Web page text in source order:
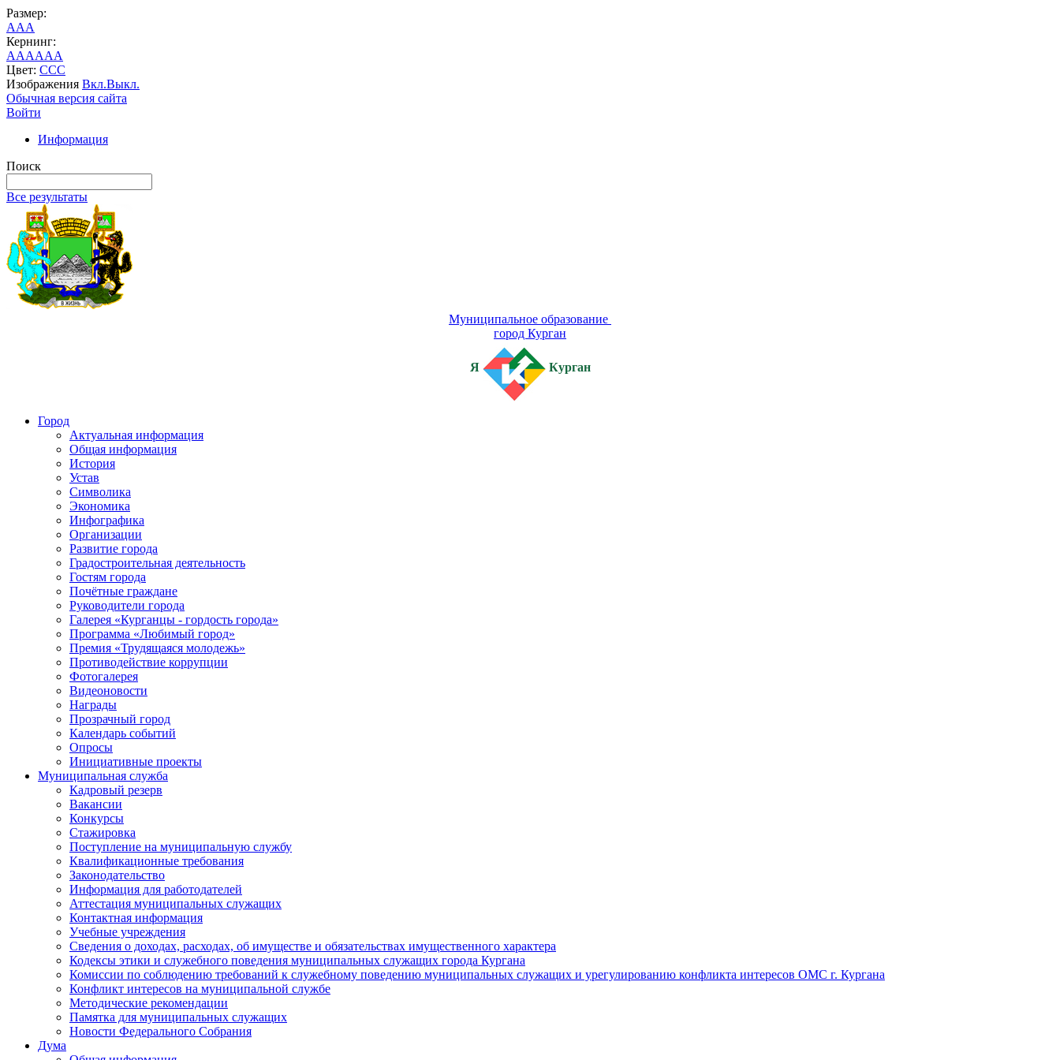
Размер:
AAA
Кернинг:
AAAAAA
Цвет: CCC
Изображения Вкл.Выкл.
Обычная версия сайта
Войти
Информация
Поиск
Все результаты
Муниципальное образование
город Курган
Я Курган
Город
Актуальная информация
Общая информация
История
Устав
Символика
Экономика
Инфографика
Организации
Развитие города
Градостроительная деятельность
Гостям города
Почётные граждане
Руководители города
Галерея «Курганцы - гордость города»
Программа «Любимый город»
Премия «Трудящаяся молодежь»
Противодействие коррупции
Фотогалерея
Видеоновости
Награды
Прозрачный город
Календарь событий
Опросы
Инициативные проекты
Муниципальная служба
Кадровый резерв
Вакансии
Конкурсы
Стажировка
Поступление на муниципальную службу
Квалификационные требования
Законодательство
Информация для работодателей
Аттестация муниципальных служащих
Контактная информация
Учебные учреждения
Сведения о доходах, расходах, об имуществе и обязательствах имущественного характера
Кодексы этики и служебного поведения муниципальных служащих города Кургана
Комиссии по соблюдению требований к служебному поведению муниципальных служащих и урегулированию конфликта интересов ОМС г. Кургана
Конфликт интересов на муниципальной службе
Методические рекомендации
Памятка для муниципальных служащих
Новости Федерального Cобрания
Дума